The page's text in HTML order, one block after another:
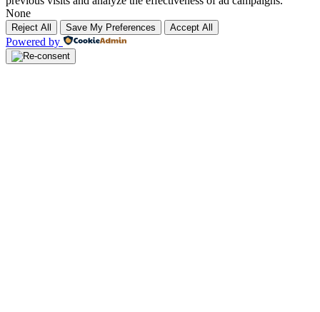
None
Reject All Save My Preferences Accept All
Powered by